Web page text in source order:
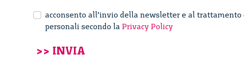
acconsento all’invio della newsletter e al trattamento
personali secondo la Privacy Policy